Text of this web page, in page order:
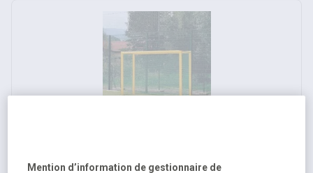
Mention d’information de gestionnaire de